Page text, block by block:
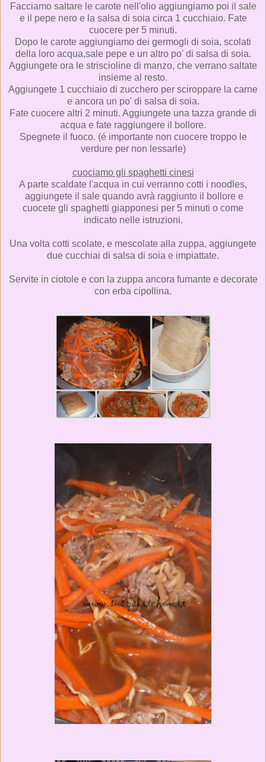
Facciamo saltare le carote nell'olio aggiungiamo poi il sale
e il pepe nero e la salsa di soia circa 1 cucchiaio. Fate
cuocere per 5 minuti.
Dopo le carote aggiungiamo dei germogli di soia, scolati
della loro acqua,sale pepe e un altro po' di salsa di soia.
Aggiungete ora le striscioline di manzo, che verrano saltate
insieme al resto.
Aggiungete 1 cucchiaio di zucchero per sciroppare la carne
e ancora un po' di salsa di soia.
Fate cuocere altri 2 minuti. Aggiungete una tazza grande di
acqua e fate raggiungere il bollore.
Spegnete il fuoco. (é importante non cuocere troppo le
verdure per non lessarle)
cuociamo gli spaghetti cinesi
A parte scaldate l'acqua in cui verranno cotti i noodles,
aggiungete il sale quando avrà raggiunto il bollore e
cuocete gli spaghetti giapponesi per 5 minuti o come
indicato nelle istruzioni.
Una volta cotti scolate, e mescolate alla zuppa, aggiungete
due cucchiai di salsa di soia e impiattate.
Servite in ciotole e con la zuppa ancora fumante e decorate
con erba cipollina.